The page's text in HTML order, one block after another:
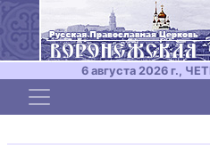
6 августа 2026 г.,
Toggle navigation